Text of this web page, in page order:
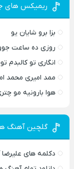
ریمیکس های
بزا برو شایان یو
روزی ده ساعت
انگاری تو کالبدم
ممد امیری محمد
هوا بارونیه مو
گلچین آهنگ
دکلمه های علیرضا